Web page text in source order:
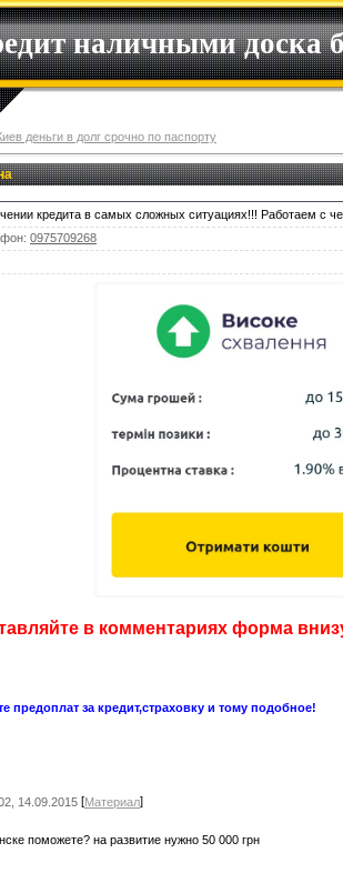
наличными доска
деньги в долг срочно по паспорту
кредита в самых сложных ситуациях!!! Работаем с
: 0975709268
в комментариях форма
предоплат за кредит,страховку и тому подобное!
14.09.2015 [Материал]
поможете? на развитие нужно 50 000 грн